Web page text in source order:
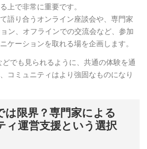
上で非常に重要です。
語り合うオンライン座談会や、専門家
ン、オフラインでの交流会など、参加
ケーションを取れる場を企画します。
でも見られるように、共通の体験を通
コミュニティはより強固なものになり
は限界？専門家による
ィ運営支援という選択